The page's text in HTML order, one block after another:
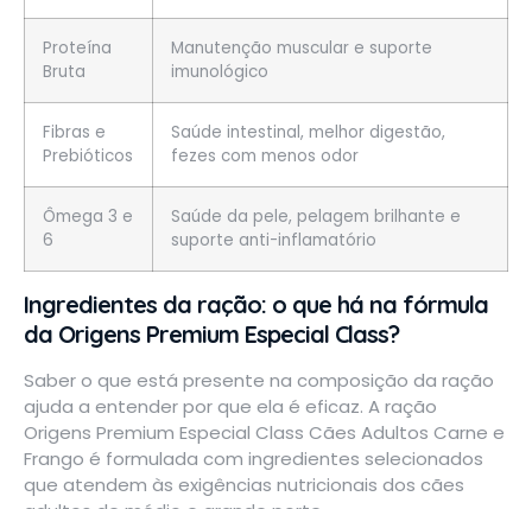
Proteína
Bruta
Manutenção muscular e suporte
imunológico
Fibras e
Prebióticos
Saúde intestinal, melhor digestão,
fezes com menos odor
Ômega 3 e
6
Saúde da pele, pelagem brilhante e
suporte anti-inflamatório
Ingredientes da ração: o que há na fórmula
da Origens Premium Especial Class?
Saber o que está presente na composição da ração
ajuda a entender por que ela é eficaz. A ração
Origens Premium Especial Class Cães Adultos Carne e
Frango é formulada com ingredientes selecionados
que atendem às exigências nutricionais dos cães